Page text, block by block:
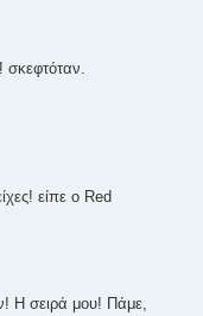
είπε ο Red
Η σειρά μου! Πάμε,